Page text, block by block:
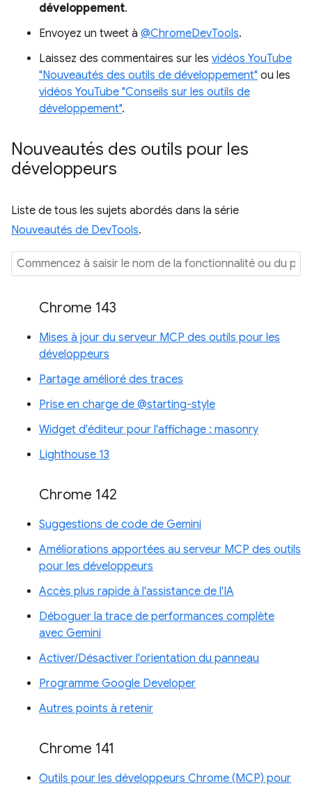
développement.
Envoyez un tweet à @ChromeDevTools.
Laissez des commentaires sur les vidéos YouTube
"Nouveautés des outils de développement" ou les
vidéos YouTube "Conseils sur les outils de
développement".
Nouveautés des outils pour les
développeurs
Liste de tous les sujets abordés dans la série
Nouveautés de DevTools.
Chrome 143
Mises à jour du serveur MCP des outils pour les
développeurs
Partage amélioré des traces
Prise en charge de @starting-style
Widget d'éditeur pour l'affichage : masonry
Lighthouse 13
Chrome 142
Suggestions de code de Gemini
Améliorations apportées au serveur MCP des outils
pour les développeurs
Accès plus rapide à l'assistance de l'IA
Déboguer la trace de performances complète
avec Gemini
Activer/Désactiver l'orientation du panneau
Programme Google Developer
Autres points à retenir
Chrome 141
Outils pour les développeurs Chrome (MCP) pour